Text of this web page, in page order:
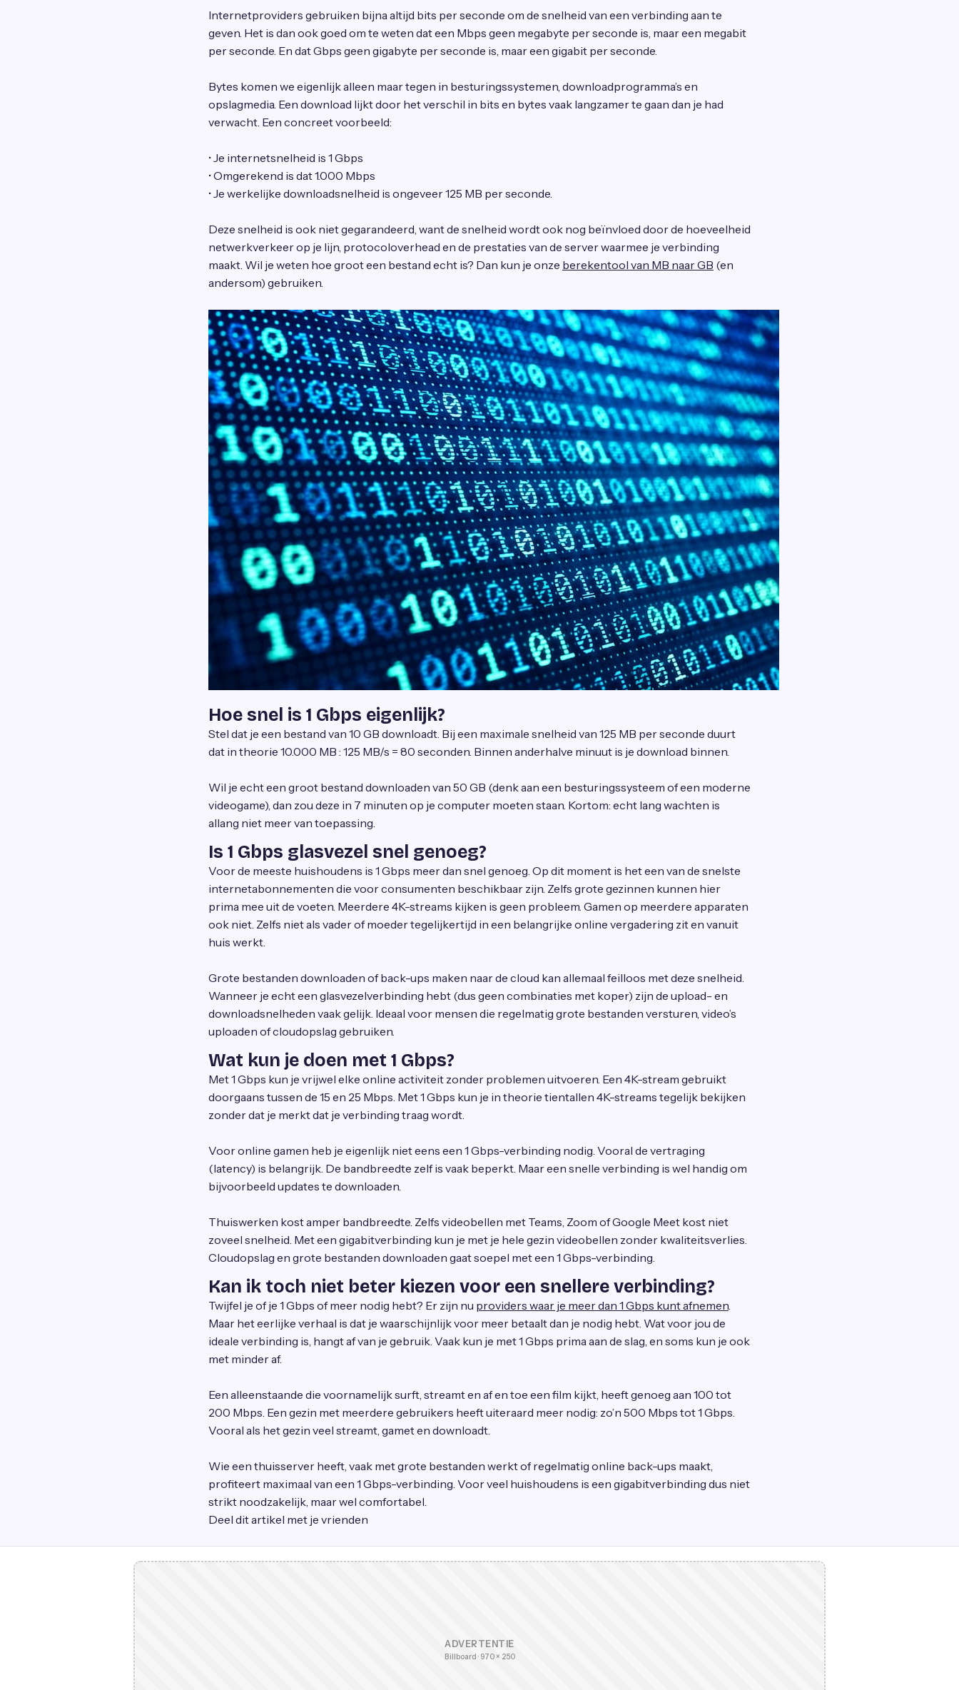
Internetproviders gebruiken bijna altijd bits per seconde om de snelheid van een verbinding aan te
geven. Het is dan ook goed om te weten dat een Mbps geen megabyte per seconde is, maar een megabit
per seconde. En dat Gbps geen gigabyte per seconde is, maar een gigabit per seconde.
Bytes komen we eigenlijk alleen maar tegen in besturingssystemen, downloadprogramma’s en
opslagmedia. Een download lijkt door het verschil in bits en bytes vaak langzamer te gaan dan je had
verwacht. Een concreet voorbeeld:
• Je internetsnelheid is 1 Gbps
• Omgerekend is dat 1.000 Mbps
• Je werkelijke downloadsnelheid is ongeveer 125 MB per seconde.
Deze snelheid is ook niet gegarandeerd, want de snelheid wordt ook nog beïnvloed door de hoeveelheid
netwerkverkeer op je lijn, protocoloverhead en de prestaties van de server waarmee je verbinding
maakt. Wil je weten hoe groot een bestand echt is? Dan kun je onze berekentool van MB naar GB (en
andersom) gebruiken.
Hoe snel is 1 Gbps eigenlijk?
Stel dat je een bestand van 10 GB downloadt. Bij een maximale snelheid van 125 MB per seconde duurt
dat in theorie 10.000 MB : 125 MB/s = 80 seconden. Binnen anderhalve minuut is je download binnen.
Wil je echt een groot bestand downloaden van 50 GB (denk aan een besturingssysteem of een moderne
videogame), dan zou deze in 7 minuten op je computer moeten staan. Kortom: echt lang wachten is
allang niet meer van toepassing.
Is 1 Gbps glasvezel snel genoeg?
Voor de meeste huishoudens is 1 Gbps meer dan snel genoeg. Op dit moment is het een van de snelste
internetabonnementen die voor consumenten beschikbaar zijn. Zelfs grote gezinnen kunnen hier
prima mee uit de voeten. Meerdere 4K-streams kijken is geen probleem. Gamen op meerdere apparaten
ook niet. Zelfs niet als vader of moeder tegelijkertijd in een belangrijke online vergadering zit en vanuit
huis werkt.
Grote bestanden downloaden of back-ups maken naar de cloud kan allemaal feilloos met deze snelheid.
Wanneer je echt een glasvezelverbinding hebt (dus geen combinaties met koper) zijn de upload- en
downloadsnelheden vaak gelijk. Ideaal voor mensen die regelmatig grote bestanden versturen, video’s
uploaden of cloudopslag gebruiken.
Wat kun je doen met 1 Gbps?
Met 1 Gbps kun je vrijwel elke online activiteit zonder problemen uitvoeren. Een 4K-stream gebruikt
doorgaans tussen de 15 en 25 Mbps. Met 1 Gbps kun je in theorie tientallen 4K-streams tegelijk bekijken
zonder dat je merkt dat je verbinding traag wordt.
Voor online gamen heb je eigenlijk niet eens een 1 Gbps-verbinding nodig. Vooral de vertraging
(latency) is belangrijk. De bandbreedte zelf is vaak beperkt. Maar een snelle verbinding is wel handig om
bijvoorbeeld updates te downloaden.
Thuiswerken kost amper bandbreedte. Zelfs videobellen met Teams, Zoom of Google Meet kost niet
zoveel snelheid. Met een gigabitverbinding kun je met je hele gezin videobellen zonder kwaliteitsverlies.
Cloudopslag en grote bestanden downloaden gaat soepel met een 1 Gbps-verbinding.
Kan ik toch niet beter kiezen voor een snellere verbinding?
Twijfel je of je 1 Gbps of meer nodig hebt? Er zijn nu providers waar je meer dan 1 Gbps kunt afnemen.
Maar het eerlijke verhaal is dat je waarschijnlijk voor meer betaalt dan je nodig hebt. Wat voor jou de
ideale verbinding is, hangt af van je gebruik. Vaak kun je met 1 Gbps prima aan de slag, en soms kun je ook
met minder af.
Een alleenstaande die voornamelijk surft, streamt en af en toe een film kijkt, heeft genoeg aan 100 tot
200 Mbps. Een gezin met meerdere gebruikers heeft uiteraard meer nodig: zo’n 500 Mbps tot 1 Gbps.
Vooral als het gezin veel streamt, gamet en downloadt.
Wie een thuisserver heeft, vaak met grote bestanden werkt of regelmatig online back-ups maakt,
profiteert maximaal van een 1 Gbps-verbinding. Voor veel huishoudens is een gigabitverbinding dus niet
strikt noodzakelijk, maar wel comfortabel.
Deel dit artikel met je vrienden
ADVERTENTIE
Billboard · 970 × 250